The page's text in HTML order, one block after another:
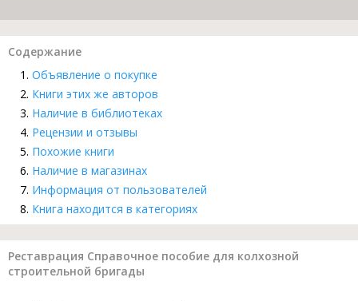
Содержание
Объявление о покупке
Книги этих же авторов
Наличие в библиотеках
Рецензии и отзывы
Похожие книги
Наличие в магазинах
Информация от пользователей
Книга находится в категориях
Реставрация Справочное пособие для колхозной
строительной бригады